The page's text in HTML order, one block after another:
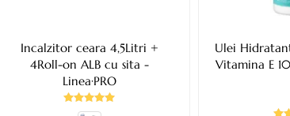
Incalzitor ceara 4,5Litri +
4Roll-on ALB cu sita -
Linea·PRO
Ulei
Vitamina E